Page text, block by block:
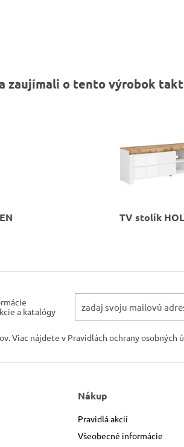
zaujímali o tento výrobok
TV stolík
a katalógy
Viac nájdete v Pravidlách ochrany osobných
Nákup
Pravidlá akcií
Všeobecné informácie